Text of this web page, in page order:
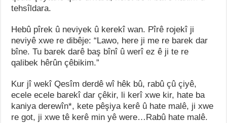
tehsîldara.
Hebû pîrek û neviyek û kerekî wan. Pîrê rojekî ji
neviyê xwe re dibêje: “Lawo, here ji me re barek dar
bîne. Tu barek darê baş bînî û werî ez ê ji te re
qalibek hêrûn çêbikim.”
Kur jî wekî Qesîm derdê wî hêk bû, rabû çû çiyê,
ecele ecele barekî dar çêkir, li kerî xwe kir, hate ba
kaniya derewîn*, kete pêşiya kerê û hate malê, ji xwe
re got, ji xwe tê kerê min yê were…Rabû hate malê.